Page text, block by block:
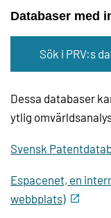
Databaser med
Sök i PRV:s
Dessa databaser
ytlig
Svensk
Espacenet, en
webbplats)